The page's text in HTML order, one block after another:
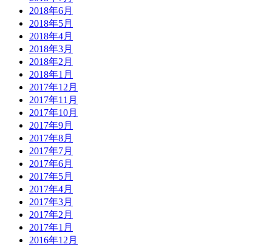
2018年6月
2018年5月
2018年4月
2018年3月
2018年2月
2018年1月
2017年12月
2017年11月
2017年10月
2017年9月
2017年8月
2017年7月
2017年6月
2017年5月
2017年4月
2017年3月
2017年2月
2017年1月
2016年12月